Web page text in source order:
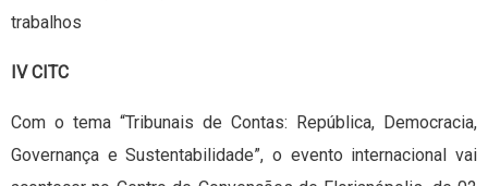
trabalhos
IV CITC
Com o tema “Tribunais de Contas: República, Democracia,
Governança e Sustentabilidade”, o evento internacional vai